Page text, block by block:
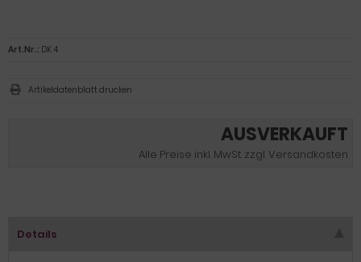
AUSVERKAUFT
Alle Preise inkl. MwSt. zzgl. Versandkosten
Art.Nr.: DK 4
Artikeldatenblatt drucken
Details